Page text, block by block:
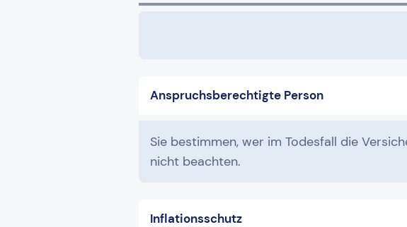
Anspruchsberechtigte Person
Sie bestimmen, wer im Todesfall die
nicht beachten.
Inflationsschutz